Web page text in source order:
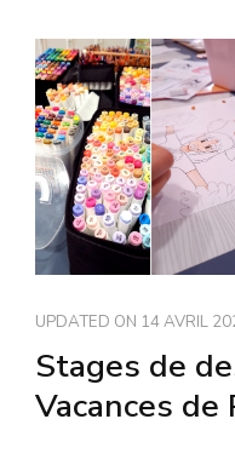
UPDATED ON 14 AVRIL
Stages de
Vacances de